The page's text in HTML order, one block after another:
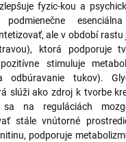
fyzic-kou a
esenciálna
ale v období rastu
ktorá podporuje
stimuluje
odbúravanie tukov).
slúži ako zdroj k tvorbe
sa na reguláciách
stále vnútorné
podporuje